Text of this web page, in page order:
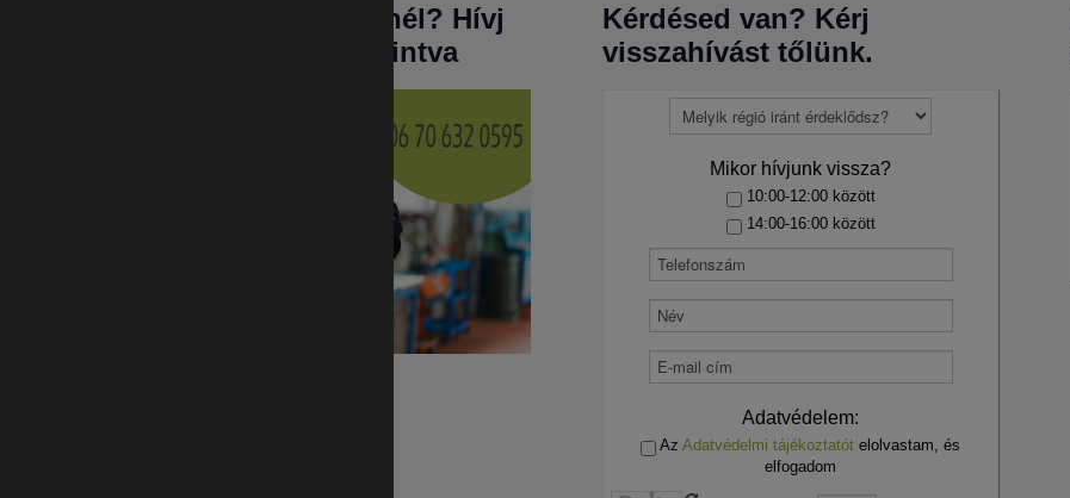
Élő szóban kérdeznél? Hívj
minket a képre kattintva
Kérdésed van? Kérj
visszahívást tőlünk.
Mikor hívjunk vissza?
10:00-12:00 között
14:00-16:00 között
Adatvédelem:
AzAdatvédelmi tájékoztatót elolvastam, és
elfogadom